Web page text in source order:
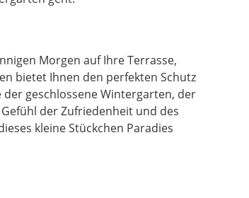
Morgen auf Ihre Terrasse,
bietet Ihnen den perfekten Schutz
geschlossene Wintergarten, der
der Zufriedenheit und des
kleine Stückchen Paradies